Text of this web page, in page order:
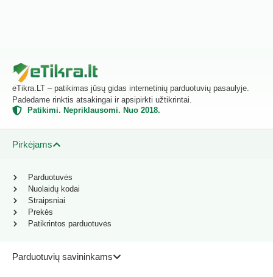
eTikra.LT – patikimas jūsų gidas internetinių parduotuvių pasaulyje.
Padedame rinktis atsakingai ir apsipirkti užtikrintai.
Patikimi. Nepriklausomi. Nuo 2018.
Pirkėjams
Parduotuvių savininkams
Parduotuvės
Nuolaidų kodai
Straipsniai
Prekės
Patikrintos parduotuvės